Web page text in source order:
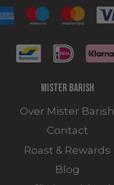
Mister Barish
Over Mister Barish
Contact
Roast & Rewards
Blog